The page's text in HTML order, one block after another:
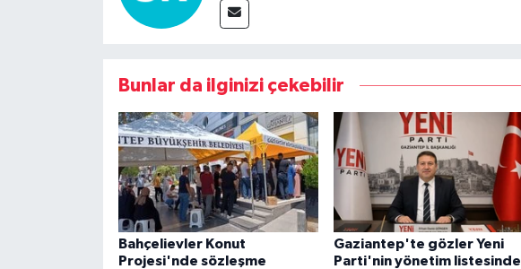
Bunlar da ilginizi çekebilir
Bahçelievler Konut
Projesi'nde sözleşme
Gaziantep'te gözler Yeni
Parti'nin yönetim listesinde